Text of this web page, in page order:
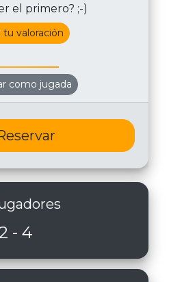
el primero? ;-)
tu valoración
como jugada
- 4